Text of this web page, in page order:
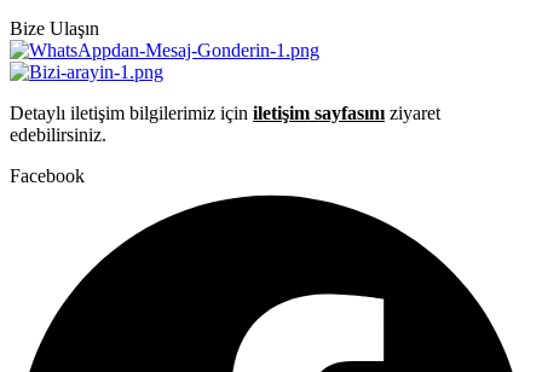
Bize Ulaşın
Detaylı iletişim bilgilerimiz için iletişim sayfasını ziyaret
edebilirsiniz.
Facebook